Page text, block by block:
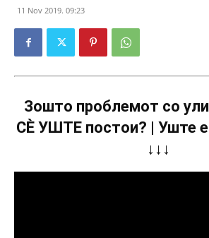
11 Nov 2019. 09:23
Зошто проблемот со
СÈ УШТЕ постои? | Уште
↓↓↓